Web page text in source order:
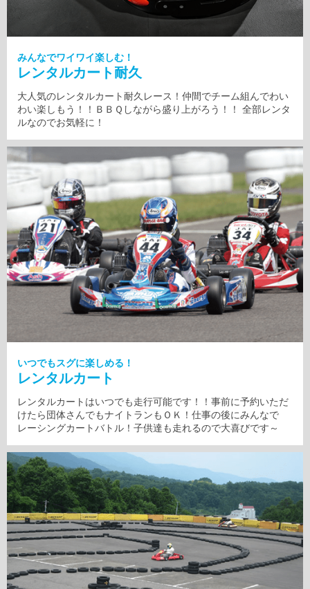
みんなでワイワイ楽しむ！
レンタルカート耐久
大人気のレンタルカート耐久レース！仲間でチーム組んでわい
わい楽しもう！！ＢＢＱしながら盛り上がろう！！ 全部レンタ
ルなのでお気軽に！
いつでもスグに楽しめる！
レンタルカート
レンタルカートはいつでも走行可能です！！事前に予約いただ
けたら団体さんでもナイトランもＯＫ！仕事の後にみんなで
レーシングカートバトル！子供達も走れるので大喜びです～